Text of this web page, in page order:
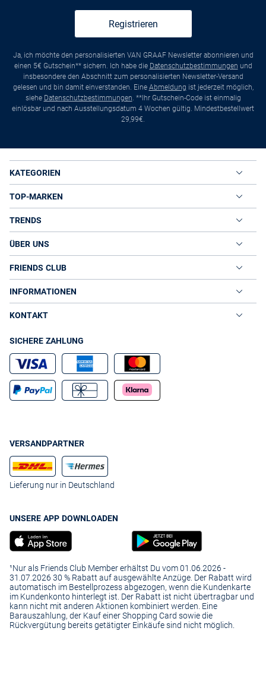
Registrieren
Ja, ich möchte den personalisierten VAN GRAAF Newsletter abonnieren und
einen 5€ Gutschein** sichern. Ich habe die Datenschutzbestimmungen und
insbesondere den Abschnitt zum personalisierten Newsletter-Versand
gelesen und bin damit einverstanden. Eine Abmeldung ist jederzeit möglich,
siehe Datenschutzbestimmungen. **Ihr Gutschein-Code ist einmalig
einlösbar und nach Ausstellungsdatum 4 Wochen gültig. Mindestbestellwert
29,99€.
KATEGORIEN
TOP-MARKEN
TRENDS
ÜBER UNS
FRIENDS CLUB
INFORMATIONEN
KONTAKT
SICHERE ZAHLUNG
VERSANDPARTNER
Lieferung nur in Deutschland
UNSERE APP DOWNLOADEN
¹Nur als Friends Club Member erhältst Du vom 01.06.2026 -
31.07.2026 30 % Rabatt auf ausgewählte Anzüge. Der Rabatt wird
automatisch im Bestellprozess abgezogen, wenn die Kundenkarte
im Kundenkonto hinterlegt ist. Der Rabatt ist nicht übertragbar und
kann nicht mit anderen Aktionen kombiniert werden. Eine
Barauszahlung, der Kauf einer Shopping Card sowie die
Rückvergütung bereits getätigter Einkäufe sind nicht möglich.